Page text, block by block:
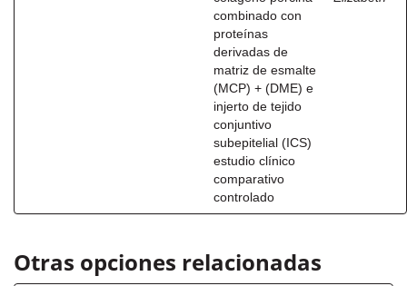
combinado con
proteínas
derivadas de
matriz de esmalte
(MCP) + (DME) e
injerto de tejido
conjuntivo
subepitelial (ICS)
estudio clínico
comparativo
controlado
Otras opciones relacionadas